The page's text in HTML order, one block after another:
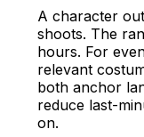
A character
shoots. The
hours. For
relevant
both anchor
reduce last-
on.